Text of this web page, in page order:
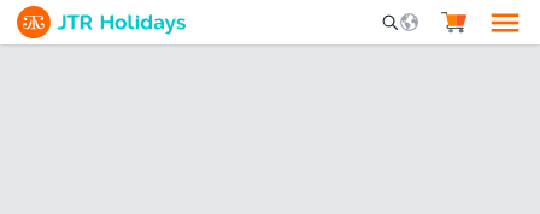
Mobile Search